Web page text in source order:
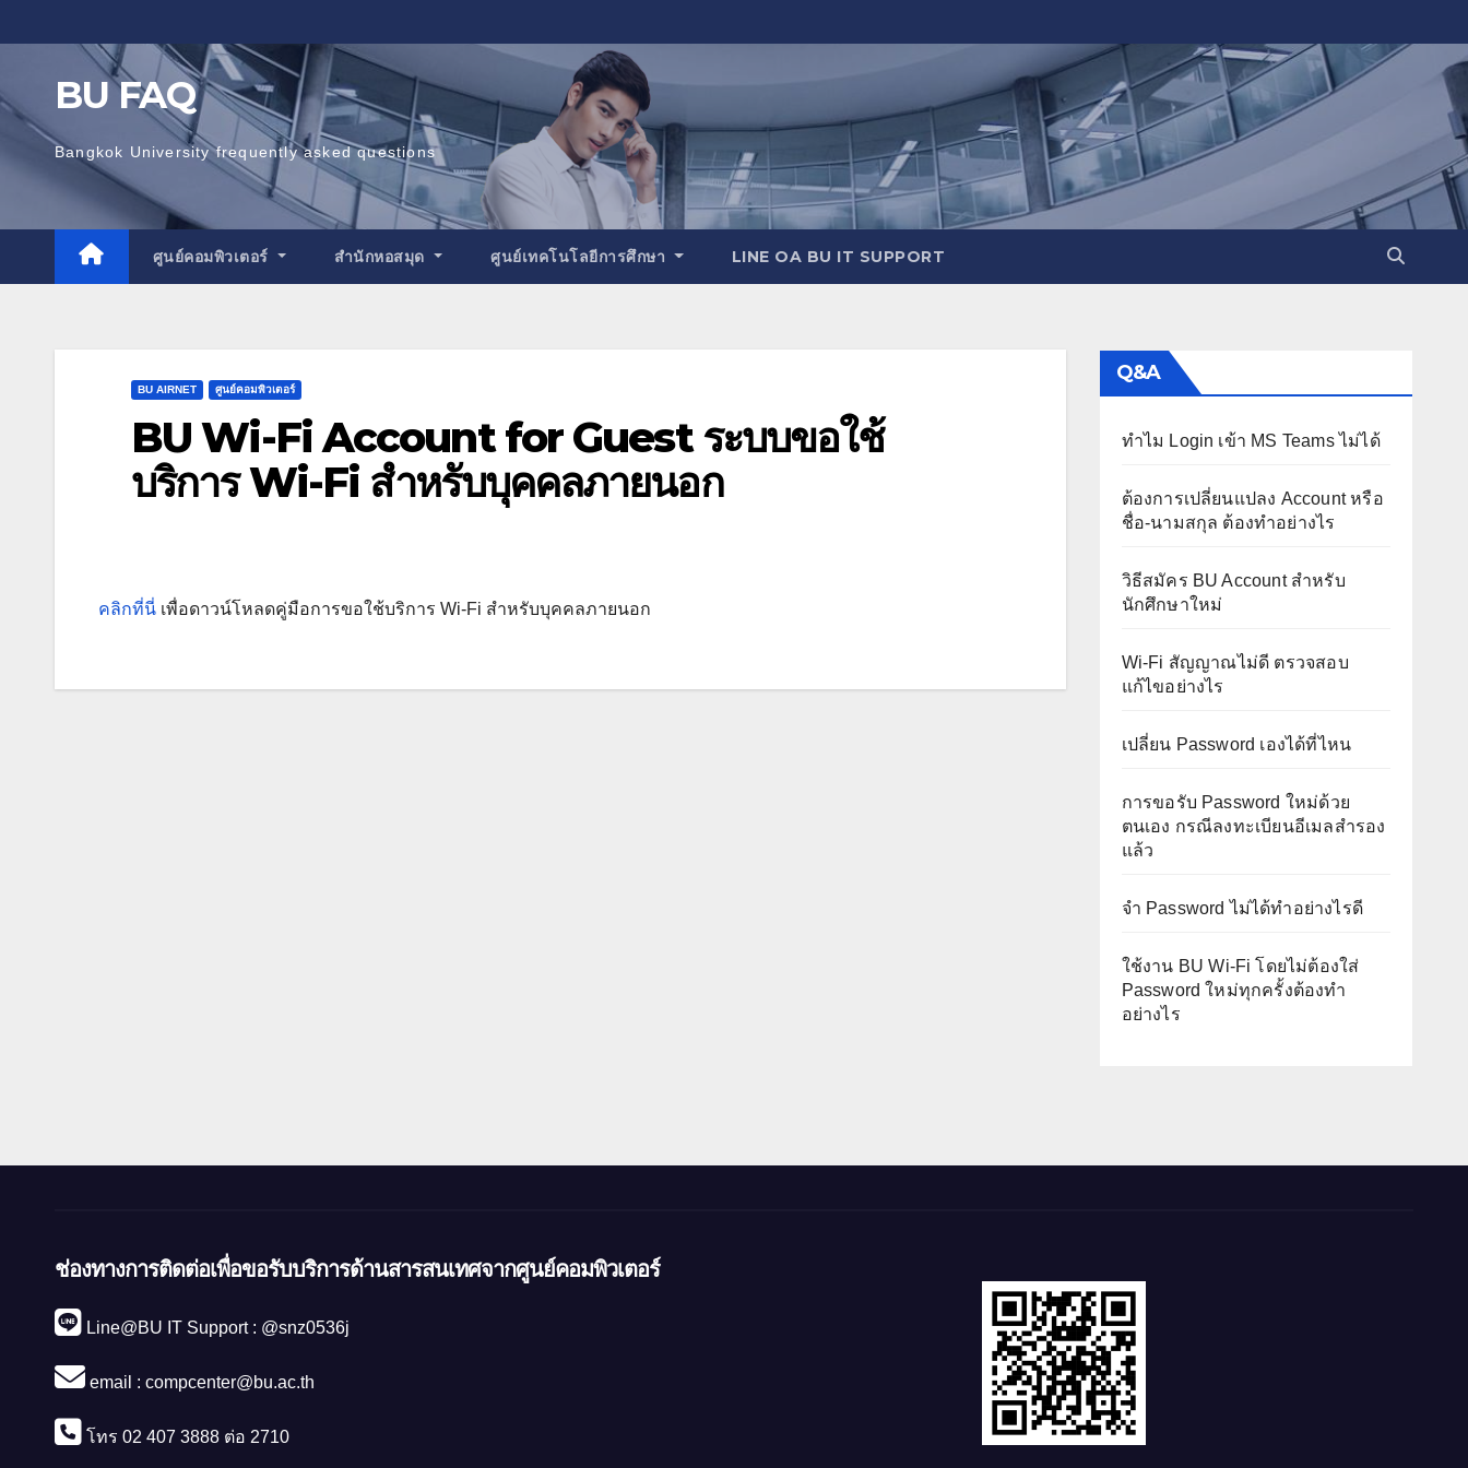
to
BU FAQ
Bangkok University frequently asked questions
ศูนย์คอมพิวเตอร์ สำนักหอสมุด ศูนย์เทคโนโลยีการศึกษา LINE OA BU IT SUPPORT
BU AIRNET ศูนย์คอมพิวเตอร์
BU Wi-Fi Account for Guest ระบบขอใช้
บริการ Wi-Fi สำหรับบุคคลภายนอก
คลิกที่นี่ เพื่อดาวน์โหลดคู่มือการขอใช้บริการ Wi-Fi สำหรับบุคคลภายนอก
Q&A
ทำไม Login เข้า MS Teams ไม่ได้
ต้องการเปลี่ยนแปลง Account หรือ
ชื่อ-นามสกุล ต้องทำอย่างไร
วิธีสมัคร BU Account สำหรับ
นักศึกษาใหม่
Wi-Fi สัญญาณไม่ดี ตรวจสอบ
แก้ไขอย่างไร
เปลี่ยน Password เองได้ที่ไหน
การขอรับ Password ใหม่ด้วย
ตนเอง กรณีลงทะเบียนอีเมลสำรอง
แล้ว
จำ Password ไม่ได้ทำอย่างไรดี
ใช้งาน BU Wi-Fi โดยไม่ต้องใส่
Password ใหม่ทุกครั้งต้องทำ
อย่างไร
ช่องทางการติดต่อเพื่อขอรับบริการด้านสารสนเทศจากศูนย์คอมพิวเตอร์
Line@BU IT Support : @snz0536j
email : compcenter@bu.ac.th
โทร 02 407 3888 ต่อ 2710